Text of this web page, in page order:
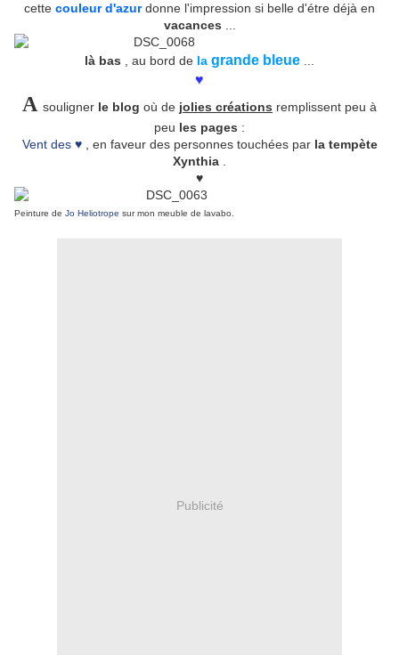
cette couleur d'azurdonne l'impression si belle d'étre déjà en
vacances
là bas , au bord de la grande bleue
♥
A souligner le blog où de jolies créations remplissent peu à
peu les pages :
Vent des ♥, en faveur des personnes touchées par la tempète
Xynthia
♥
Peinture de Jo Heliotrope sur mon meuble de lavabo.
Publicité